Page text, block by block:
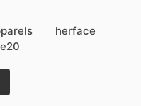
herface